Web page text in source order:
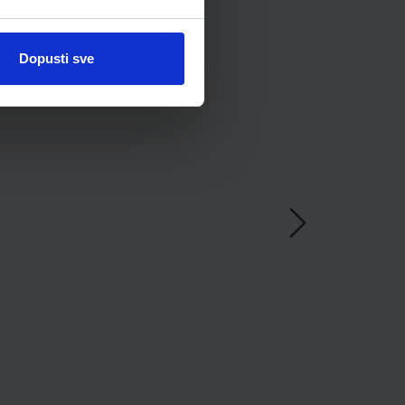
Dopusti sve